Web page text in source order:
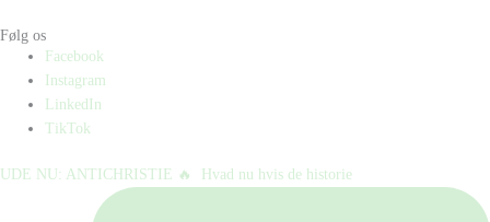
Følg os
Facebook
Instagram
LinkedIn
TikTok
UDE NU: ANTICHRISTIE 🔥⁠ ⁠ Hvad nu hvis de historie